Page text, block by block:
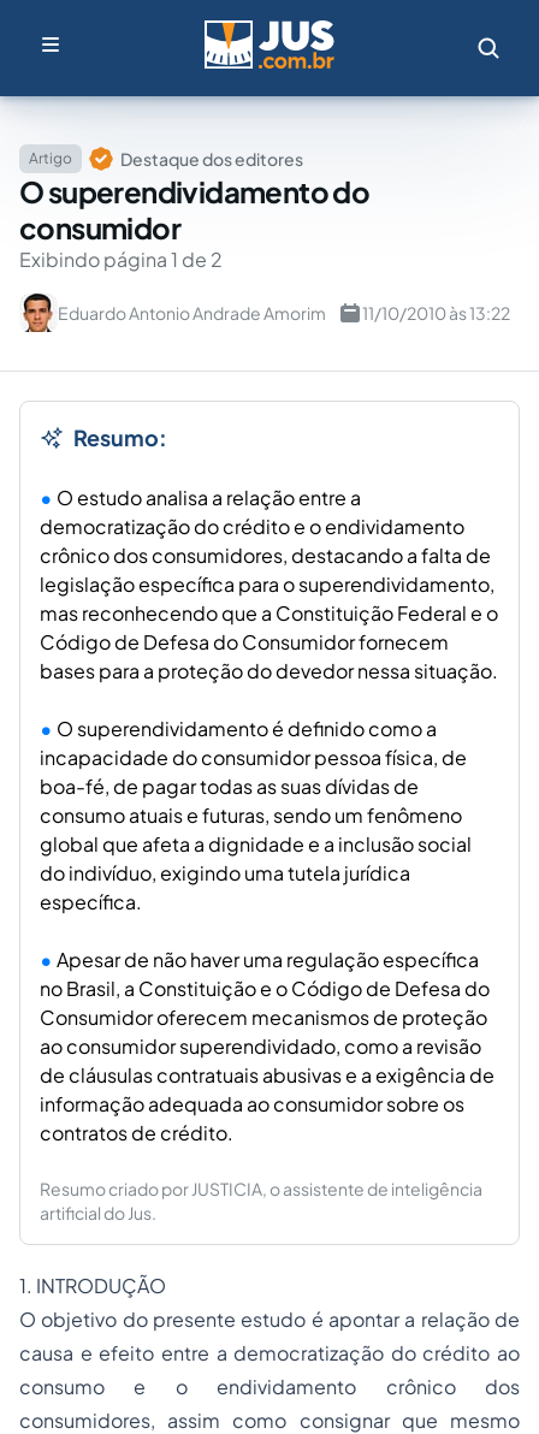
Artigo Destaque dos editores
O superendividamento do
consumidor
Exibindo página 1 de 2
Eduardo Antonio Andrade Amorim 11/10/2010 às 13:22
Resumo:
O estudo analisa a relação entre a
democratização do crédito e o endividamento
crônico dos consumidores, destacando a falta de
legislação específica para o superendividamento,
mas reconhecendo que a Constituição Federal e o
Código de Defesa do Consumidor fornecem
bases para a proteção do devedor nessa situação.
O superendividamento é definido como a
incapacidade do consumidor pessoa física, de
boa-fé, de pagar todas as suas dívidas de
consumo atuais e futuras, sendo um fenômeno
global que afeta a dignidade e a inclusão social
do indivíduo, exigindo uma tutela jurídica
específica.
Apesar de não haver uma regulação específica
no Brasil, a Constituição e o Código de Defesa do
Consumidor oferecem mecanismos de proteção
ao consumidor superendividado, como a revisão
de cláusulas contratuais abusivas e a exigência de
informação adequada ao consumidor sobre os
contratos de crédito.
Resumo criado por JUSTICIA, o assistente de inteligência
artificial do Jus.
1. INTRODUÇÃO
O objetivo do presente estudo é apontar a relação de
causa e efeito entre a democratização do crédito ao
consumo e o endividamento crônico dos
consumidores, assim como consignar que mesmo